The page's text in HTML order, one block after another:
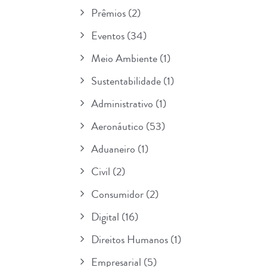
Prêmios(2)
Eventos(34)
Meio Ambiente(1)
Sustentabilidade(1)
Administrativo (1)
Aeronáutico (53)
Aduaneiro (1)
Civil (2)
Consumidor(2)
Digital (16)
Direitos Humanos(1)
Empresarial (5)